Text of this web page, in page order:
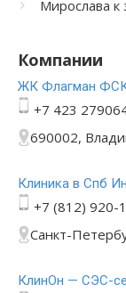
Мирослава к
Компании
ЖК Флагман
+7 423
690002,
Клиника в Спб
+7 (812) 920-
Санкт-
КлинОн — СЭС-